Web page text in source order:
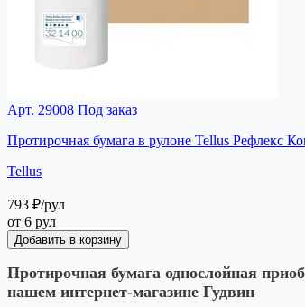
Арт. 29008 Под заказ
Протирочная бумага в рулоне Tellus Рефлекс
Tellus
793 ₽/рул
от 6 рул
Добавить в корзину
Протирочная бумага однослойная
нашем интернет-магазине Гудвин